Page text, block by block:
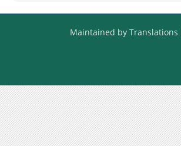
Maintained by Translations